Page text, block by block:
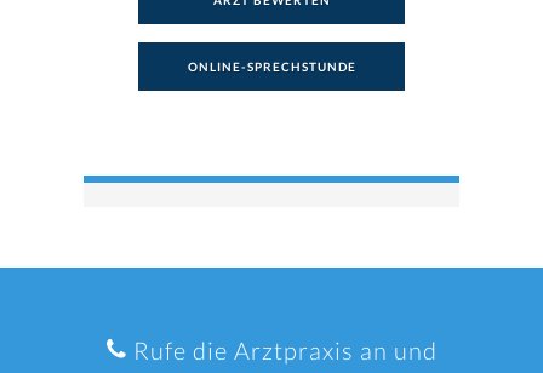
ONLINE-SPRECHSTUNDE
Rufe die Arztpraxis an und